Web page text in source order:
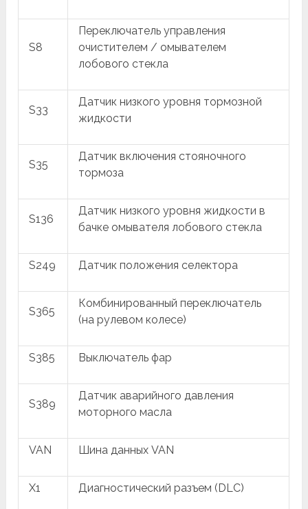
S8
Переключатель управления
очистителем / омывателем
лобового стекла
S33
Датчик низкого уровня тормозной
жидкости
S35
Датчик включения стояночного
тормоза
S136
Датчик низкого уровня жидкости в
бачке омывателя лобового стекла
S249 Датчик положения селектора
S365
Комбинированный переключатель
(на рулевом колесе)
S385 Выключатель фар
S389
Датчик аварийного давления
моторного масла
VAN Шина данных VAN
X1 Диагностический разъем (DLC)